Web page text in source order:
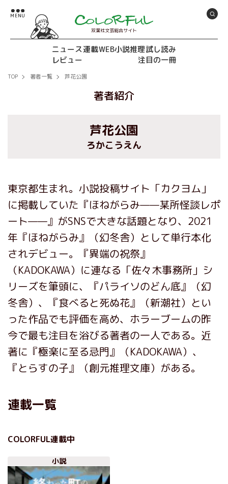
双葉社文芸総合サイト
ニュース連載WEB小説推理試し読み
レビュー
注目の一冊
TOP 著者一覧 芦花公園
著者紹介
芦花公園
ろかこうえん
東京都生まれ。小説投稿サイト「カクヨム」
に掲載していた『ほねがらみ——某所怪談レポ
ート——』がSNSで大きな話題となり、2021
年『ほねがらみ』（幻冬舎）として単行本化
されデビュー。『異端の祝祭』
（KADOKAWA）に連なる「佐々木事務所」シ
リーズを筆頭に、『パライソのどん底』（幻
冬舎）、『食べると死ぬ花』（新潮社）とい
った作品でも評価を高め、ホラーブームの昨
今で最も注目を浴びる著者の一人である。近
著に『極楽に至る忌門』（KADOKAWA）、
『とらすの子』（創元推理文庫）がある。
連載一覧
COLORFUL連載中
小説